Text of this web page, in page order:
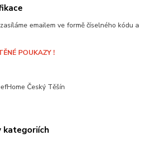
emailem ve formě číselného kódu a
POUKAZY !
Český Těšín
kategoriích